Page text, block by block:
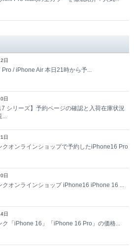
日
/ iPhone Air 本日21時から予...
日
シリーズ】予約ページの確認と入荷在庫状況
...
日
クオンラインショップで予約したiPhone16 Pro
日
クオンラインショップ iPhone16 iPhone 16 ...
日
ク「iPhone 16」「iPhone 16 Pro」の価格...